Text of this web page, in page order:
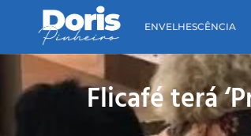
ENVELHESCÊNCIA
Flicafé terá